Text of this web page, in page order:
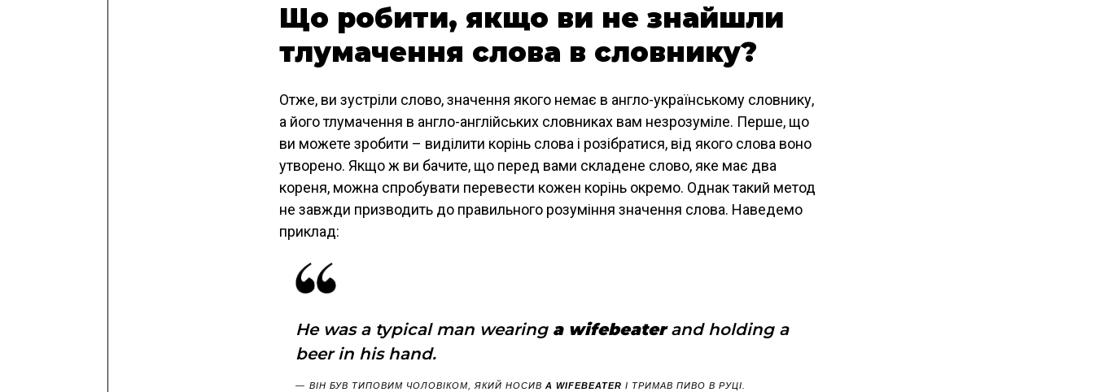
Що робити, якщо ви не знайшли
тлумачення слова в словнику?
Отже, ви зустріли слово, значення якого немає в англо-українському словнику,
а його тлумачення в англо-англійських словниках вам незрозуміле. Перше, що
ви можете зробити – виділити корінь слова і розібратися, від якого слова воно
утворено. Якщо ж ви бачите, що перед вами складене слово, яке має два
кореня, можна спробувати перевести кожен корінь окремо. Однак такий метод
не завжди призводить до правильного розуміння значення слова. Наведемо
приклад:
He was a typical man wearing a wifebeaterand holding a
beer in his hand.
ВІН БУВ ТИПОВИМ ЧОЛОВІКОМ, ЯКИЙ НОСИВ A WIFEBEATER І ТРИМАВ ПИВО В РУЦІ.